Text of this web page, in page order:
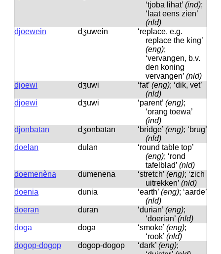
‘tjoba lihat’ (ind);
‘laat eens zien’
(nld)
djoewein
dʒuwein
‘replace, e.g.
replace the king’
(eng);
‘vervangen, b.v.
den koning
vervangen’ (nld)
djoewi
dʒuwi ‘fat’ (eng); ‘dik, vet’
(nld)
djoewi
dʒuwi ‘parent’ (eng);
‘orang toewa’
(ind)
djonbatan
dʒonbatan ‘bridge’ (eng); ‘brug’
(nld)
doelan
dulan
‘round table top’
(eng); ‘rond
tafelblad’ (nld)
doemenèna
dumenena ‘stretch’ (eng); ‘zich
uitrekken’ (nld)
doenia
dunia ‘earth’ (eng); ‘aarde’
(nld)
doeran
duran ‘durian’ (eng);
‘doerian’ (nld)
doga
doga ‘smoke’ (eng);
‘rook’ (nld)
dogop-dogop
dogop-dogop ‘dark’ (eng);